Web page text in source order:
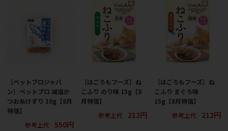
［ペットプロジャパ
ン］ペットプロ 減塩か
つお糸けずり 10g【8月
特価】
参考上代
550円
［はごろもフーズ］ね
こふり のり味 15g【8
月特価】
参考上代
212円
［はごろもフーズ］ね
こふり まぐろ味
15g【8月特価】
参考上代
212円